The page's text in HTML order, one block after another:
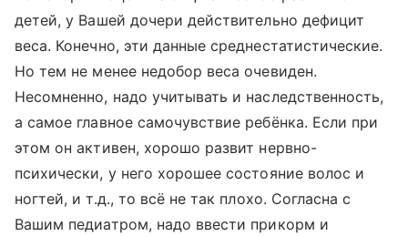
детей, у Вашей дочери действительно дефицит
веса. Конечно, эти данные среднестатистические.
Но тем не менее недобор веса очевиден.
Несомненно, надо учитывать и наследственность,
а самое главное самочувствие ребёнка. Если при
этом он активен, хорошо развит нервно-
психически, у него хорошее состояние волос и
ногтей, и т.д., то всё не так плохо. Согласна с
Вашим педиатром, надо ввести прикорм и